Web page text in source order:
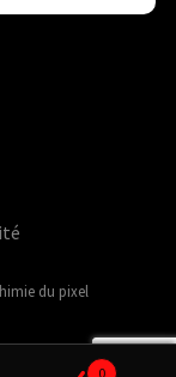
du pixel
0